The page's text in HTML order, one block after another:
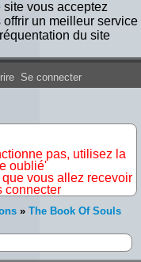
vous acceptez
un meilleur service
du site
France
Se connecter
pas, utilisez la
oublié'
vous allez recevoir
connecter
» The Book Of Souls